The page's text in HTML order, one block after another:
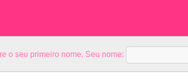
o seu primeiro nome. Seu nome: